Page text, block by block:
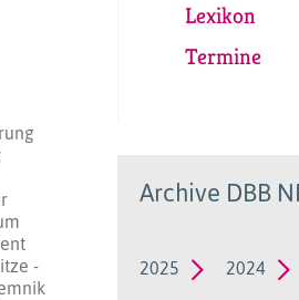
-
Lexikon
Termine
Archive DBB
2025 2024